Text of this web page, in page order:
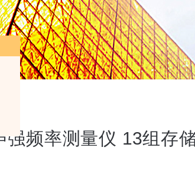
强频率测量仪 13组存